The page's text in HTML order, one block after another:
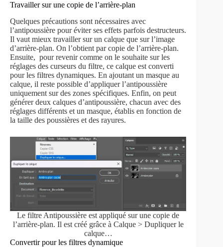
Travailler sur une copie de l’arrière-plan
Quelques précautions sont nécessaires avec
l’antipoussière pour éviter ses effets parfois destructeurs.
Il vaut mieux travailler sur un calque que sur l’image
d’arrière-plan. On l’obtient par copie de l’arrière-plan.
Ensuite, pour revenir comme on le souhaite sur les
réglages des curseurs du filtre, ce calque est converti
pour les filtres dynamiques. En ajoutant un masque au
calque, il reste possible d’appliquer l’antipoussière
uniquement sur des zones spécifiques. Enfin, on peut
générer deux calques d’antipoussière, chacun avec des
réglages différents et un masque, établis en fonction de
la taille des poussières et des rayures.
Le filtre Antipoussière est appliqué sur une copie de
l’arrière-plan. Il est créé grâce à Calque > Dupliquer le
calque…
Convertir pour les filtres dynamique